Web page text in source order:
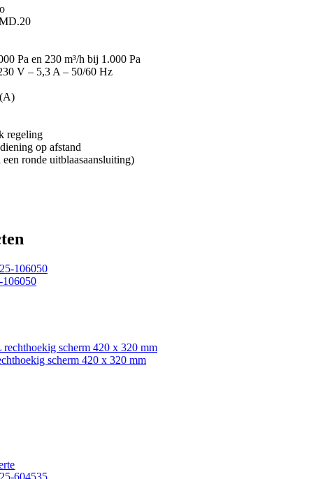
Pa en 230 m³/h bij 1.000 Pa
V – 5,3 A – 50/60 Hz
regeling
op afstand
ronde uitblaasaansluiting)
106050
scherm 420 x 320 mm